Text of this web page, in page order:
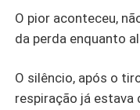
O pior aconteceu,
da perda enquanto
O silêncio, após o
respiração já estava